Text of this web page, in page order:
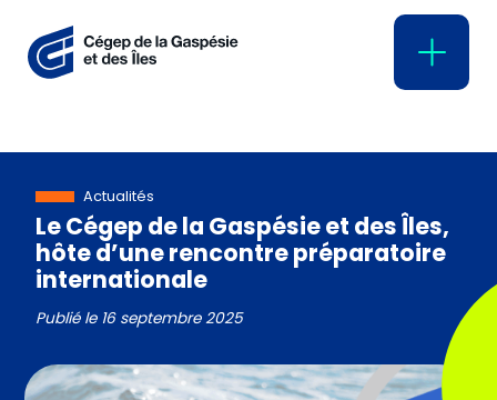
Actualités
Le Cégep de la Gaspésie et des Îles,
hôte d’une rencontre préparatoire
internationale
Publié le 16 septembre 2025